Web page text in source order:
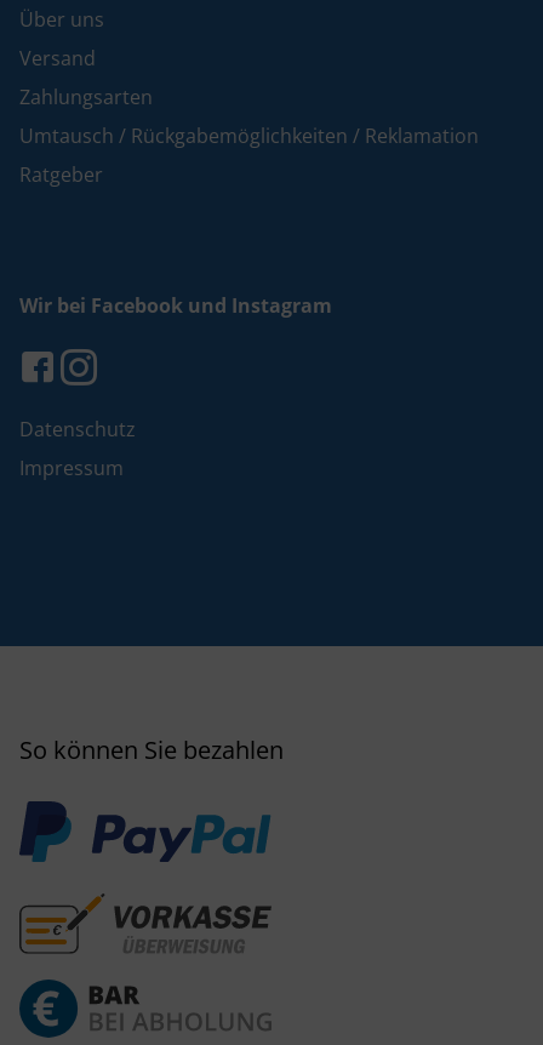
Über uns
Versand
Zahlungsarten
Umtausch / Rückgabemöglichkeiten / Reklamation
Ratgeber
Wir bei Facebook und Instagram
Datenschutz
Impressum
So können Sie bezahlen